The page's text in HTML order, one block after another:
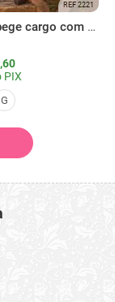
REF 2221
Saia midi bege cargo com bolsos
PIX
G